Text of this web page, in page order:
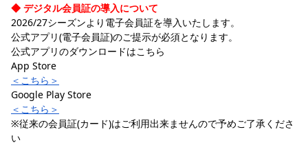
◆ デジタル会員証の導入について
2026/27シーズンより電子会員証を導入いたします。
公式アプリ(電子会員証)のご提示が必須となります。
公式アプリのダウンロードはこちら
App Store
＜こちら＞
Google Play Store
＜こちら＞
※従来の会員証(カード)はご利用出来ませんので予めご了承くださ
い